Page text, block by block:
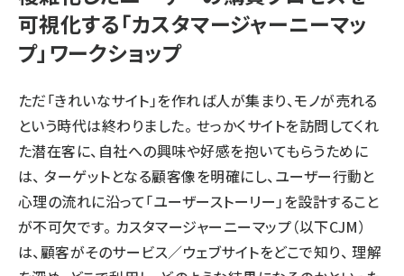
可視化する「カスタマージャーニーマッ
プ」ワークショップ
ただ「きれいなサイト」を作れば人が集まり、モノが売れる
という時代は終わりました。 せっかくサイトを訪問してくれ
た潜在客に、自社への興味や好感を抱いてもらうために
は、 ターゲットとなる顧客像を明確にし、ユーザー行動と
心理の流れに沿って「ユーザーストーリー」を設計すること
が不可欠です。 カスタマージャーニーマップ（以下CJM）
は、顧客がそのサービス／ウェブサイトをどこで知り、 理解